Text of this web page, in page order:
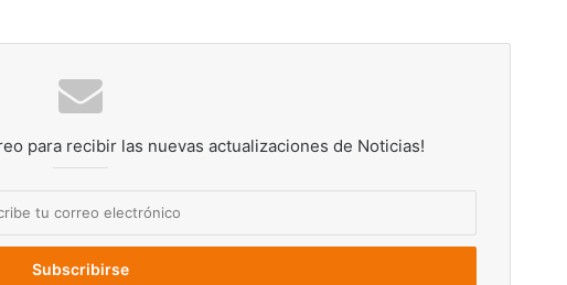
para recibir las nuevas actualizaciones de Noticias!